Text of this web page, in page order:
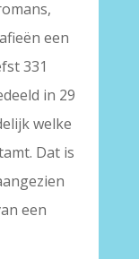
een
331
in 29
welke
Dat is
een